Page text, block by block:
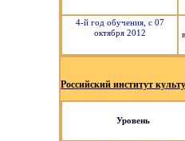
4-й год обучения, с 07
октября 2012
Российский институт
Уровень